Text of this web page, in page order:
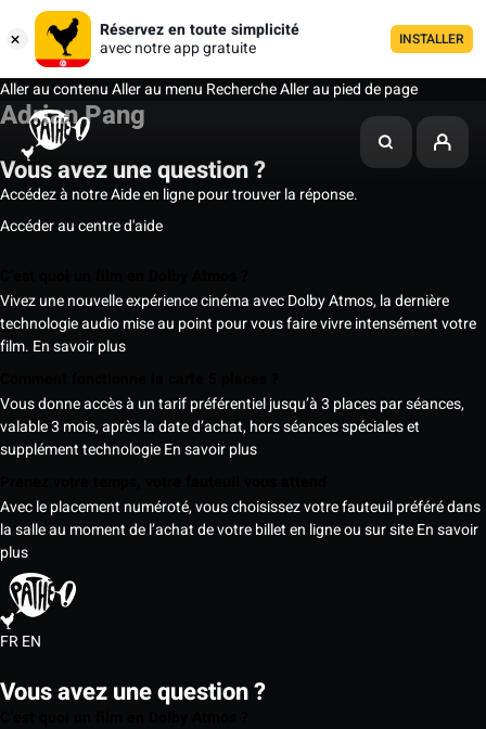
Réservez en toute simplicité
avec notre app gratuite
INSTALLER
Aller au contenuAller au menu RechercheAller au pied de page
Adrian Pang
Vous avez une question ?
Accédez à notre Aide en ligne pour trouver la réponse.
Accéder au centre d'aide
Vivez une nouvelle expérience cinéma avec Dolby Atmos, la dernière
technologie audio mise au point pour vous faire vivre intensément votre
film. En savoir plus
Vous donne accès à un tarif préférentiel jusqu’à 3 places par séances,
valable 3 mois, après la date d’achat, hors séances spéciales et
supplément technologieEn savoir plus
Avec le placement numéroté, vous choisissez votre fauteuil préféré dans
la salle au moment de l’achat de votre billet en ligne ou sur siteEn savoir
plus
FREN
Vous avez une question ?